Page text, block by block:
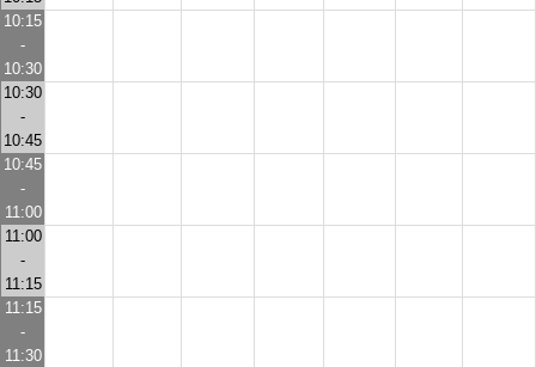
10:15
-
10:30
10:30
-
10:45
10:45
-
11:00
11:00
-
11:15
11:15
-
11:30